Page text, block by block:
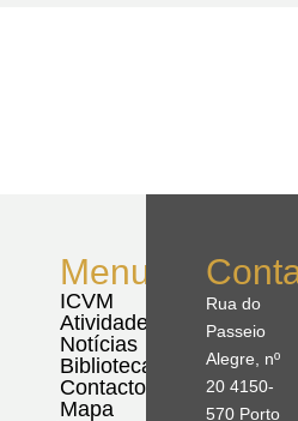
Menu
ICVM
Atividades
Notícias
Biblioteca
Contactos
Mapa
Rua do
Passeio
Alegre, nº
20 4150-
570 Porto